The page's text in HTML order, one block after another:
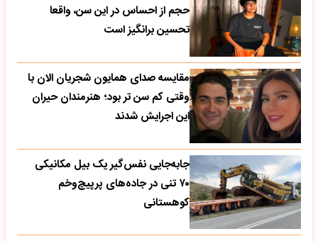
حجم از احساس در این سن، واقعا
تحسین‌ برانگیز است
مقایسه صدای همایون شجریان الان با
وقتی کم سن تر بود؛ هنرمندان حیران
این اجرایش شدند
جابه‌جایی نفس‌گیر یک بیل مکانیکی
۷۰ تنی در جاده‌های پرپیچ‌وخم
کوهستانی